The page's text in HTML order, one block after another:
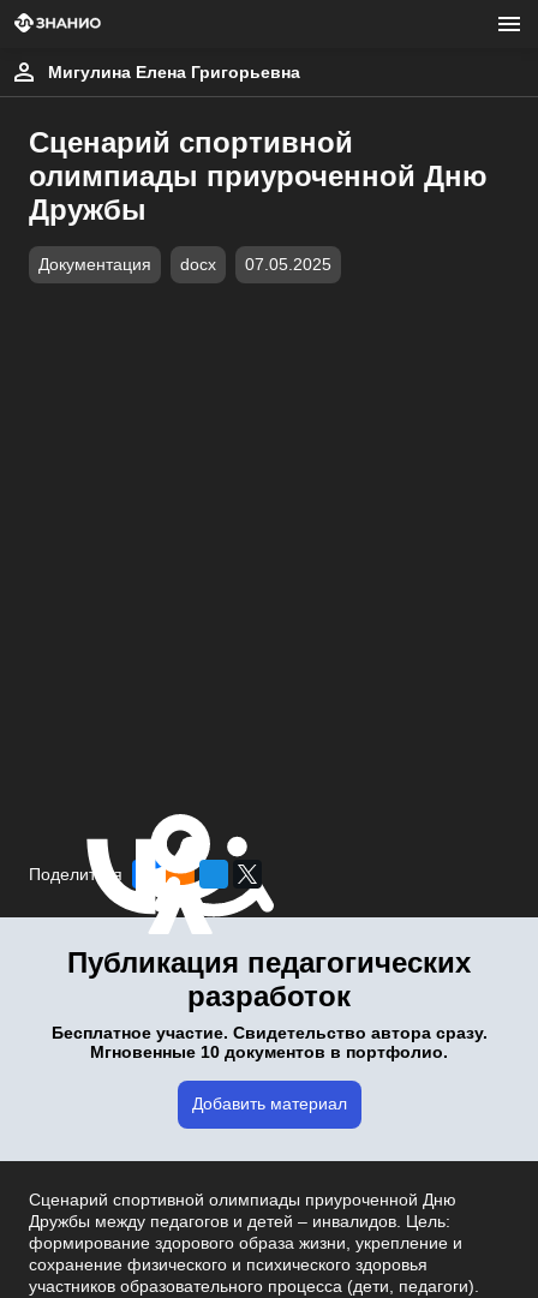
Мигулина Елена Григорьевна
Сценарий спортивной
олимпиады приуроченной Дню
Дружбы
Документация docx 07.05.2025
Поделиться
Публикация педагогических
разработок
Бесплатное участие. Свидетельство автора сразу.
Мгновенные 10 документов в портфолио.
Добавить материал
Сценарий спортивной олимпиады приуроченной Дню
Дружбы между педагогов и детей – инвалидов. Цель:
формирование здорового образа жизни, укрепление и
сохранение физического и психического здоровья
участников образовательного процесса (дети, педагоги).